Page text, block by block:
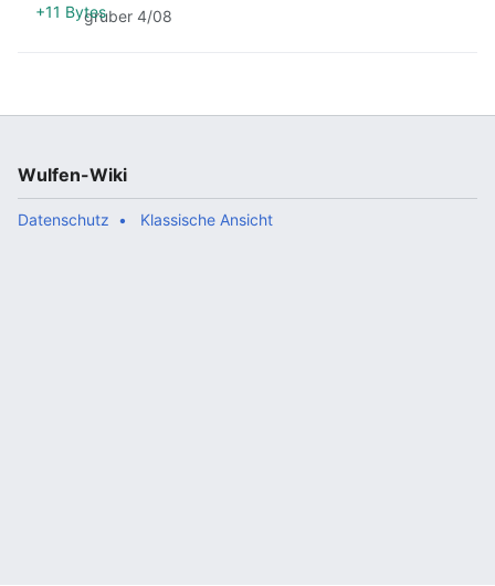
+11 Bytesgruber 4/08
Wulfen-Wiki
Datenschutz Klassische Ansicht